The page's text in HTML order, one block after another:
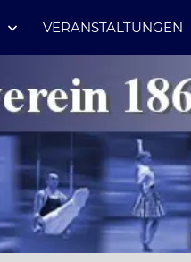
VERANSTALTUNGEN